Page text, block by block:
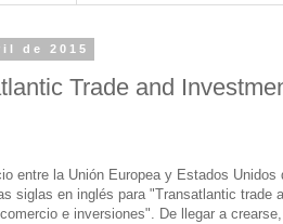
de 2015
Trade and
entre la Unión Europea y Estados
siglas en inglés para "Transatlantic trade
e inversiones". De llegar a